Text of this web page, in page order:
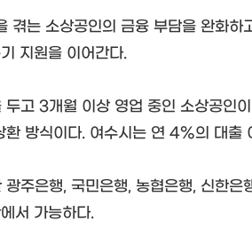
겪는 소상공인의 금융 부담을 완화
지원을 이어간다.
고 3개월 이상 영업 중인 소상공인
방식이다. 여수시는 연 4%의 대출
주은행, 국민은행, 농협은행, 신한
서 가능하다.